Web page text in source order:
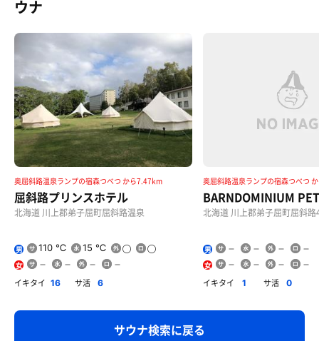
ウナ
奥屈斜路温泉ランプの宿森つべつ から7.47km
屈斜路プリンスホテル
北海道 川上郡弟子屈町屈斜路温泉
男 110 ℃ 15 ℃
女
イキタイ 16 サ活 6
奥屈斜路温泉ランプの宿森つべつ
BARNDOMINIUM
北海道 川上郡弟子屈町屈斜
男
女
イキタイ 1 サ活 0
サウナ検索に戻る